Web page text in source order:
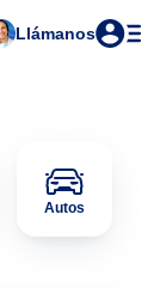
Llámanos
Autos